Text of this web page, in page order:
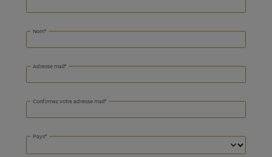
Nom
Adresse mail
Confirmez votre adresse mail
Pays